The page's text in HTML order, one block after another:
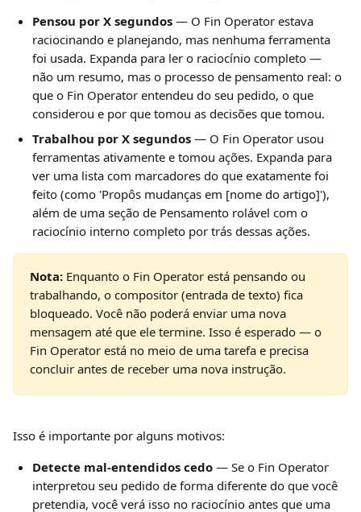
Pensou por X segundos — O Fin Operator estava
raciocinando e planejando, mas nenhuma ferramenta
foi usada. Expanda para ler o raciocínio completo —
não um resumo, mas o processo de pensamento real: o
que o Fin Operator entendeu do seu pedido, o que
considerou e por que tomou as decisões que tomou.
Trabalhou por X segundos — O Fin Operator usou
ferramentas ativamente e tomou ações. Expanda para
ver uma lista com marcadores do que exatamente foi
feito (como 'Propôs mudanças em [nome do artigo]'),
além de uma seção de Pensamento rolável com o
raciocínio interno completo por trás dessas ações.
Nota: Enquanto o Fin Operator está pensando ou
trabalhando, o compositor (entrada de texto) fica
bloqueado. Você não poderá enviar uma nova
mensagem até que ele termine. Isso é esperado — o
Fin Operator está no meio de uma tarefa e precisa
concluir antes de receber uma nova instrução.
Isso é importante por alguns motivos:
Detecte mal-entendidos cedo — Se o Fin Operator
interpretou seu pedido de forma diferente do que você
pretendia, você verá isso no raciocínio antes que uma